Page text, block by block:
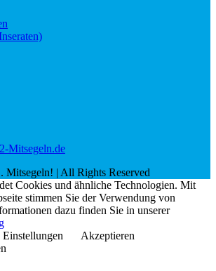
Mitsegeln.de
Mitsegeln! | All Rights Reserved
Cookies und ähnliche Technologien. Mit
stimmen Sie der Verwendung von
dazu finden Sie in unserer
Akzeptieren